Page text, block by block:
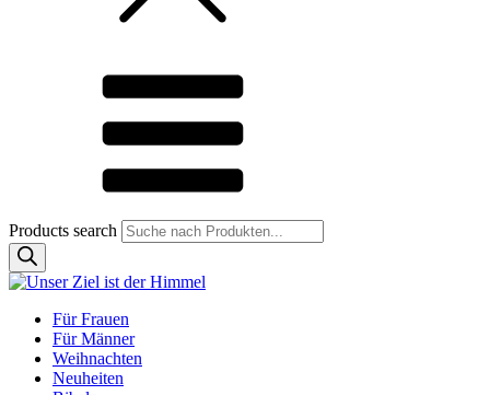
Products search
Für Frauen
Für Männer
Weihnachten
Neuheiten